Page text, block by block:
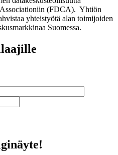
Associationiin (FDCA). Yhtiön
yhteistyötä alan toimijoiden
Suomessa.